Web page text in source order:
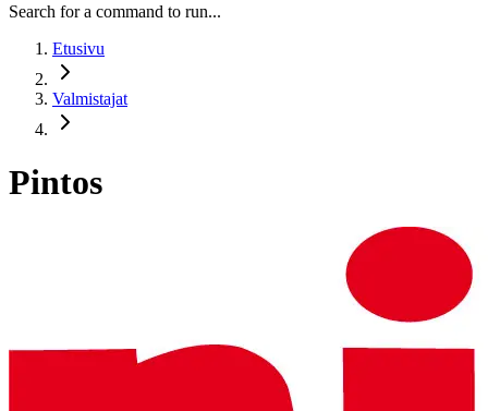
Search for a command to run...
Etusivu
Valmistajat
Pintos